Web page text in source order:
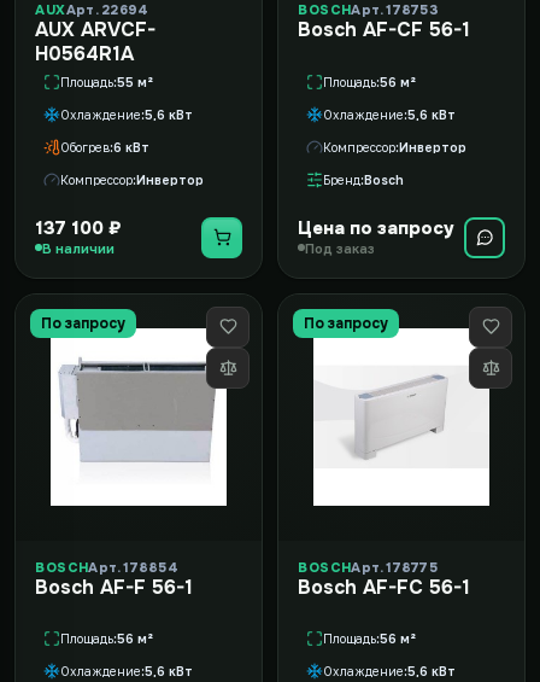
AUXАрт. 22694
AUX ARVCF-
H0564R1A
Площадь 55 м²
Охлаждение 5,6 кВт
Обогрев 6 кВт
Компрессор Инвертор
137 100 ₽
В наличии
BOSCHАрт. 178753
Bosch AF-CF 56-1
Площадь 56 м²
Охлаждение 5,6 кВт
Компрессор Инвертор
Бренд Bosch
Цена по запросу
Под заказ
По запросу
BOSCHАрт. 178854
Bosch AF-F 56-1
Площадь 56 м²
Охлаждение 5,6 кВт
По запросу
BOSCHАрт. 178775
Bosch AF-FC 56-1
Площадь 56 м²
Охлаждение 5,6 кВт